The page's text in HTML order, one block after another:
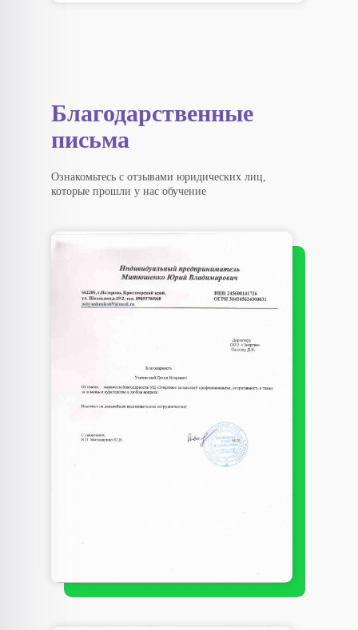
Благодарственные
письма
Ознакомьтесь с отзывами юридических лиц,
которые прошли у нас обучение